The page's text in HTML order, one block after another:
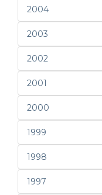
2004
2003
2002
2001
2000
1999
1998
1997